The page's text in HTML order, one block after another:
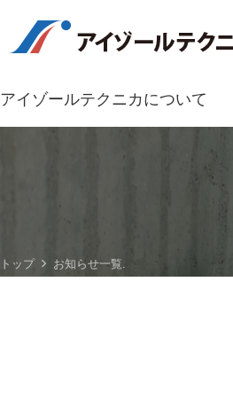
アイゾールテクニカについて
トップ お知らせ一覧.